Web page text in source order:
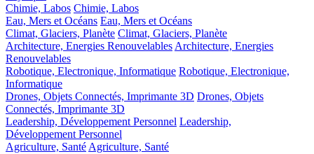
Chimie, Labos Chimie, Labos
Eau, Mers et Océans Eau, Mers et Océans
Climat, Glaciers, Planète Climat, Glaciers, Planète
Architecture, Energies RenouvelablesArchitecture, Energies
Renouvelables
Robotique, Electronique, Informatique Robotique, Electronique,
Informatique
Drones, Objets Connectés, Imprimante 3D Drones, Objets
Connectés, Imprimante 3D
Leadership, Développement Personnel Leadership,
Développement Personnel
Agriculture, SantéAgriculture, Santé